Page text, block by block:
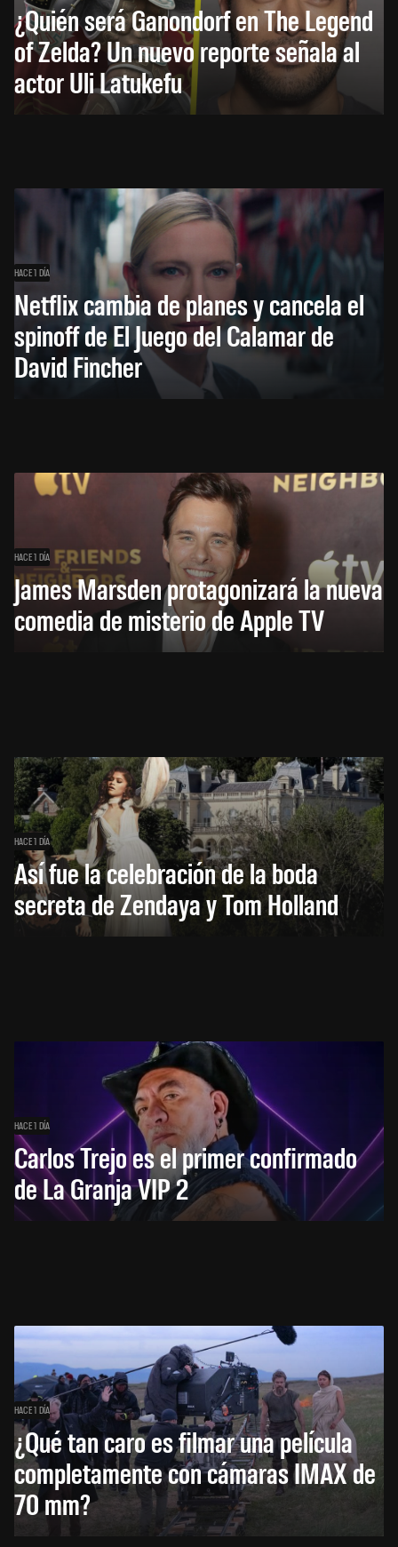
¿Quién será Ganondorf en The Legend
of Zelda? Un nuevo reporte señala al
actor Uli Latukefu
HACE 1 DÍA
Netflix cambia de planes y cancela el
spinoff de El Juego del Calamar de
David Fincher
HACE 1 DÍA
James Marsden protagonizará la nueva
comedia de misterio de Apple TV
HACE 1 DÍA
Así fue la celebración de la boda
secreta de Zendaya y Tom Holland
HACE 1 DÍA
Carlos Trejo es el primer confirmado
de La Granja VIP 2
HACE 1 DÍA
¿Qué tan caro es filmar una película
completamente con cámaras IMAX de
70 mm?